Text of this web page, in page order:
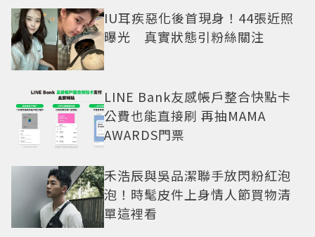
IU耳疾惡化後首現身！44張近照
曝光 真實狀態引粉絲關注
LINE Bank友感帳戶整合快點卡
公費也能直接刷 再抽MAMA
AWARDS門票
禾浩辰與吳品潔聯手放閃粉紅泡
泡！時髦皮件上身情人節買物清
單這裡看